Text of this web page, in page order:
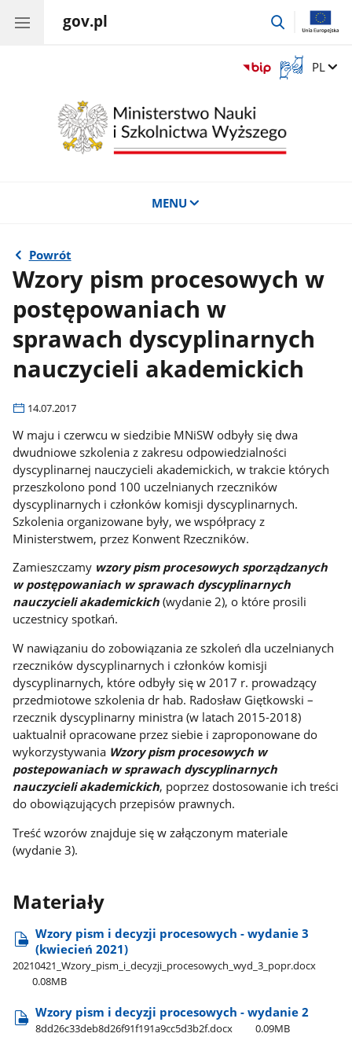
gov.pl
przejdź
Otwórz
okno
języka
migowego
Zmień
PL
MENU
Powrót
Wzory pism procesowych w
postępowaniach w
sprawach dyscyplinarnych
nauczycieli akademickich
14.07.2017
W maju i czerwcu w siedzibie MNiSW odbyły się dwa
dwudniowe szkolenia z zakresu odpowiedzialności
dyscyplinarnej nauczycieli akademickich, w trakcie których
przeszkolono pond 100 uczelnianych rzeczników
dyscyplinarnych i członków komisji dyscyplinarnych.
Szkolenia organizowane były, we współpracy z
Ministerstwem, przez Konwent Rzeczników.
Zamieszczamy wzory pism procesowych sporządzanych
w postępowaniach w sprawach dyscyplinarnych
nauczycieli akademickich (wydanie 2), o które prosili
uczestnicy spotkań.
W nawiązaniu do zobowiązania ze szkoleń dla uczelnianych
rzeczników dyscyplinarnych i członków komisji
dyscyplinarnych, które odbyły się w 2017 r. prowadzący
przedmiotowe szkolenia dr hab. Radosław Giętkowski –
rzecznik dyscyplinarny ministra (w latach 2015-2018)
uaktualnił opracowane przez siebie i zaproponowane do
wykorzystywania Wzory pism procesowych w
postepowaniach w sprawach dyscyplinarnych
nauczycieli akademickich, poprzez dostosowanie ich treści
do obowiązujących przepisów prawnych.
Treść wzorów znajduje się w załączonym materiale
(wydanie 3).
Materiały
Wzory pism i decyzji procesowych - wydanie 3
(kwiecień 2021)
20210421​_Wzory​_pism​_i​_decyzji​_procesowych​_wyd​_3​_popr.docx
0.08MB
Wzory pism i decyzji procesowych - wydanie 2
8dd26c33deb8d26f91f191a9cc5d3b2f.docx 0.09MB